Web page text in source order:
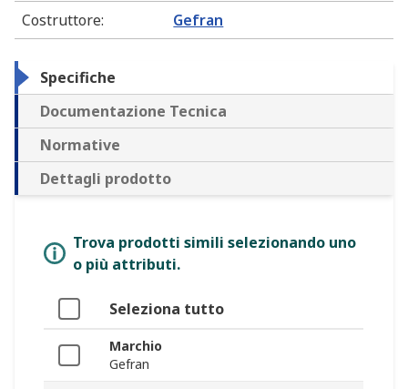
Costruttore: Gefran
Specifiche
Documentazione Tecnica
Normative
Dettagli prodotto
Trova prodotti simili selezionando uno
o più attributi.
Seleziona tutto
Marchio
Gefran